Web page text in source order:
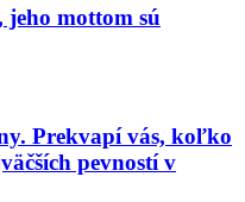
jeho mottom sú
Prekvapí vás, koľko
pevností v